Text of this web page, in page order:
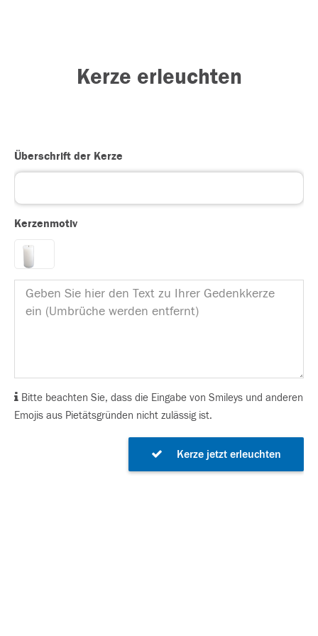
Kerze erleuchten
Überschrift der Kerze
Kerzenmotiv
Bitte beachten Sie, dass die Eingabe von Smileys und anderen
Emojis aus Pietätsgründen nicht zulässig ist.
Kerze jetzt erleuchten